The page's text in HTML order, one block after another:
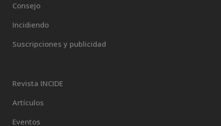
Consejo
Incidiendo
Suscripciones y publicidad
Revista INCIDE
Artículos
Eventos